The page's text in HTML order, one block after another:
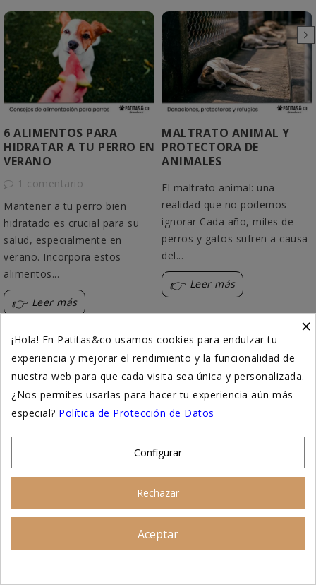
6 ALIMENTOS PARA
HIDRATAR A TU PERRO EN
VERANO
1 comentario
Mantener a tu perro bien
hidratado es crucial para su
salud, especialmente en
verano. Incorpora estos
alimentos...
Leer más
MALTRATO ANIMAL Y
PROTECTORA DE
ANIMALES
El maltrato animal: una
realidad que no podemos
ignorar Cada año, miles de
perros y gatos sufren a causa
del...
Leer más
Únete a Patitas&co
Consejos útiles de cuidado y nutrición para tu
peludo ♥️
Newsletter
Michi
Email
Quiero recibir ofertas
Asesoramiento personalizado
×
¡Hola! En Patitas&co usamos cookies para endulzar tu
experiencia y mejorar el rendimiento y la funcionalidad de
nuestra web para que cada visita sea única y personalizada.
¿Nos permites usarlas para hacer tu experiencia aún más
especial? Política de Protección de Datos
Configurar
Rechazar
Aceptar